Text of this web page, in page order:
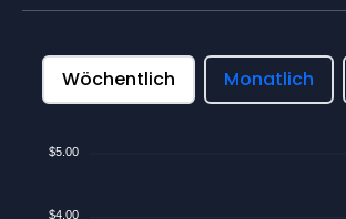
Wöchentlich Monatlich
$5.00
$4.00